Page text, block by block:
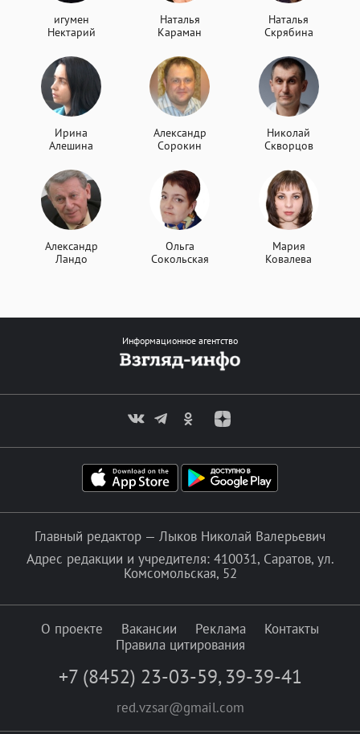
игумен
Нектарий
Наталья
Караман
Наталья
Скрябина
Ирина
Алешина
Александр
Сорокин
Николай
Скворцов
Александр
Ландо
Ольга
Сокольская
Мария
Ковалева
Информационное агентство
Главный редактор — Лыков Николай Валерьевич
Адрес редакции и учредителя: 410031, Саратов, ул.
Комсомольская, 52
О проекте Вакансии Реклама
Контакты
Правила цитирования
+7 (8452) 23-03-59, 39-39-41
red.vzsar@gmail.com